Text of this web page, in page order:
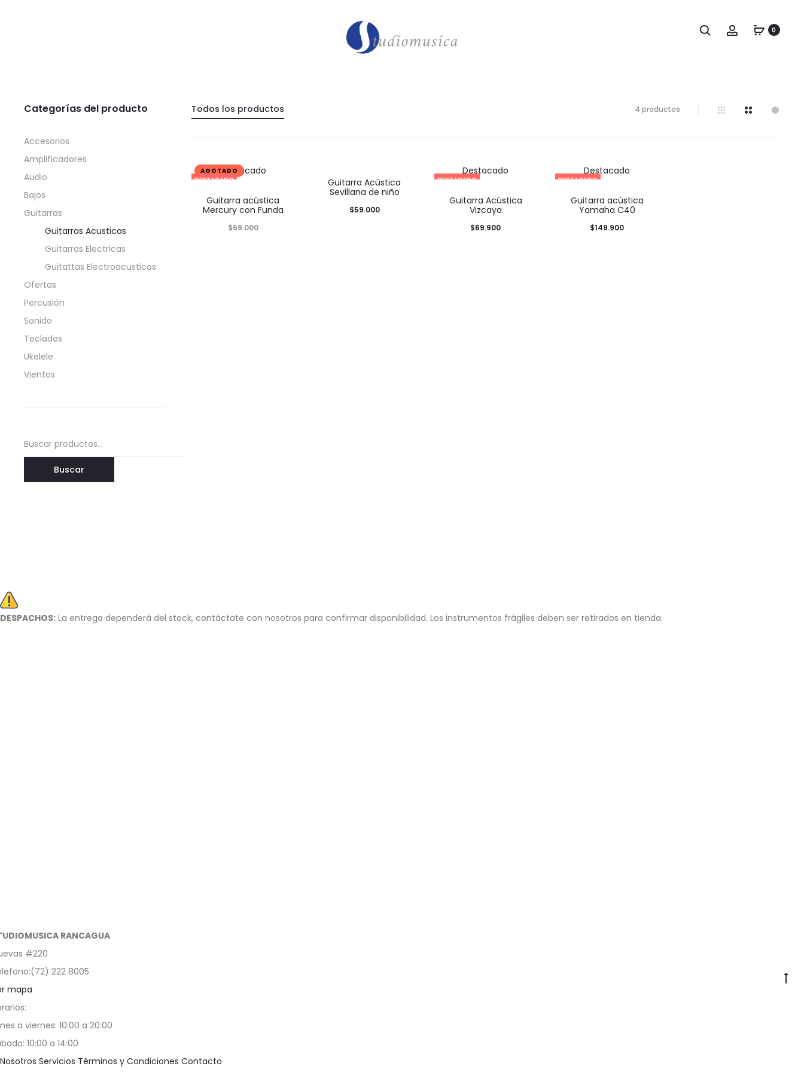
0
Todos los productos 4 productos
DESTACADO
Destacado
Guitarra acústica
Mercury con Funda
$69.000
Guitarra Acústica
Sevillana de niño
$59.000
DESTACADO
Destacado
Guitarra Acústica
Vizcaya
$69.900
DESTACADO
Destacado
Guitarra acústica
Yamaha C40
$149.900
Categorías del producto
Accesorios
Amplificadores
Audio
Bajos
Guitarras
Guitarras Acusticas
Guitarras Electricas
Guitattas Electroacusticas
Ofertas
Percusión
Sonido
Teclados
Ukelele
Vientos
Buscar
por:
Buscar
DESPACHOS: La entrega dependerá del stock, contáctate con nosotros para confirmar disponibilidad. Los instrumentos frágiles deben ser retirados en tienda.
RANCAGUA
#220
222 8005
mapa
a viernes: 10:00 a 20:00
10:00 a 14:00
Nosotros Servicios Términos y Condiciones Contacto